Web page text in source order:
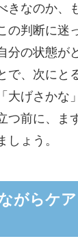
きなのか、
の判断に迷
分の状態が
で、次にと
大げさかな
つ前に、ま
しょう。
がらケ